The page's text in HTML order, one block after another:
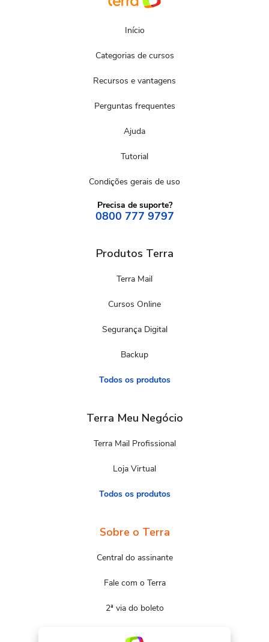
Início
Categorias de cursos
Recursos e vantagens
Perguntas frequentes
Ajuda
Tutorial
Condições gerais de uso
Precisa de suporte?
0800 777 9797
Produtos Terra
Terra Mail
Cursos Online
Segurança Digital
Backup
Todos os produtos
Terra Meu Negócio
Terra Mail Profissional
Loja Virtual
Todos os produtos
Sobre o Terra
Central do assinante
Fale com o Terra
2ª via do boleto